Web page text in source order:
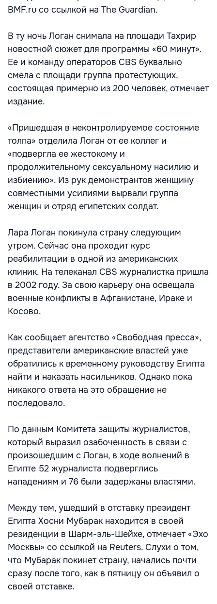
BMF.ru со ссылкой на The Guardian.
В ту ночь Логан снимала на площади Тахрир
новостной сюжет для программы «60 минут».
Ее и команду операторов CBS буквально
смела с площади группа протестующих,
состоящая примерно из 200 человек, отмечает
издание.
«Пришедшая в неконтролируемое состояние
толпа» отделила Логан от ее коллег и
«подвергла ее жестокому и
продолжительному сексуальному насилию и
избиению». Из рук демонстрантов женщину
совместными усилиями вырвали группа
женщин и отряд египетских солдат.
Лара Логан покинула страну следующим
утром. Сейчас она проходит курс
реабилитации в одной из американских
клиник. На телеканал CBS журналистка пришла
в 2002 году. За свою карьеру она освещала
военные конфликты в Афганистане, Ираке и
Косово.
Как сообщает агентство «Свободная пресса»,
представители американские властей уже
обратились к временному руководству Египта
найти и наказать насильников. Однако пока
никакого ответа на это обращение не
последовало.
По данным Комитета защиты журналистов,
который выразил озабоченность в связи с
произошедшим с Логан, в ходе волнений в
Египте 52 журналиста подверглись
нападениям и 76 были задержаны властями.
Между тем, ушедший в отставку президент
Египта Хосни Мубарак находится в своей
резиденции в Шарм-эль-Шейхе, отмечает «Эхо
Москвы» со ссылкой на Reuters. Слухи о том,
что Мубарак покинет страну, начались почти
сразу после того, как в пятницу он объявил о
своей отставке.